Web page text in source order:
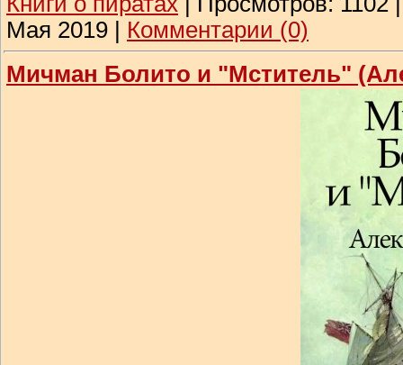
Мая 2019
Комментарии (0)
Мичман Болито и "Мститель"